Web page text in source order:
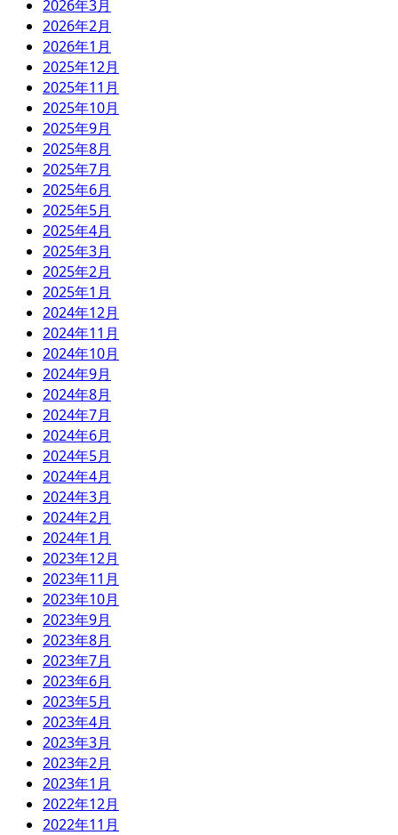
2026年3月
2026年2月
2026年1月
2025年12月
2025年11月
2025年10月
2025年9月
2025年8月
2025年7月
2025年6月
2025年5月
2025年4月
2025年3月
2025年2月
2025年1月
2024年12月
2024年11月
2024年10月
2024年9月
2024年8月
2024年7月
2024年6月
2024年5月
2024年4月
2024年3月
2024年2月
2024年1月
2023年12月
2023年11月
2023年10月
2023年9月
2023年8月
2023年7月
2023年6月
2023年5月
2023年4月
2023年3月
2023年2月
2023年1月
2022年12月
2022年11月